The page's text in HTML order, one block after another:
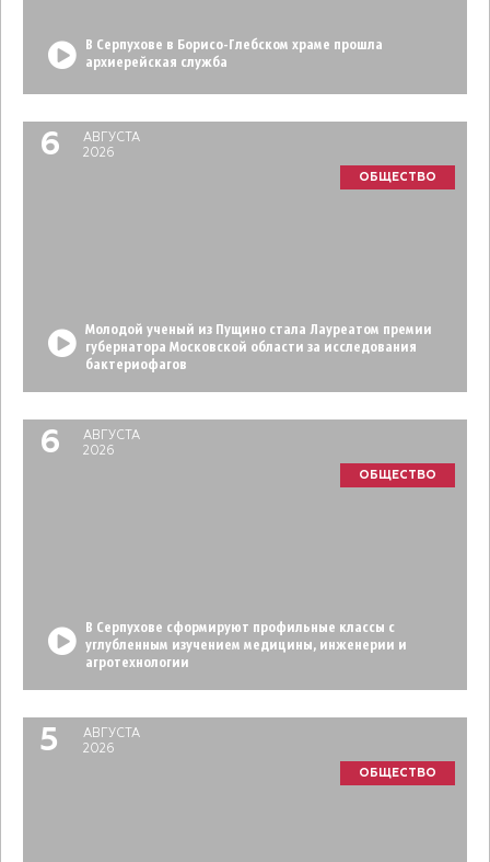
В Серпухове в Борисо-Глебском храме прошла
архиерейская служба
6
АВГУСТА
2026
ОБЩЕСТВО
Молодой ученый из Пущино стала Лауреатом премии
губернатора Московской области за исследования
бактериофагов
6
АВГУСТА
2026
ОБЩЕСТВО
В Серпухове сформируют профильные классы с
углубленным изучением медицины, инженерии и
агротехнологии
5
АВГУСТА
2026
ОБЩЕСТВО